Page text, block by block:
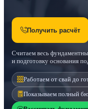
Получить расчёт
Считаем весь
и подготовку основания
Работаем от свай до
Показываем полный